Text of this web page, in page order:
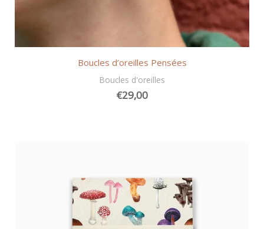
Boucles d’oreilles Pensées
Boucles d'oreilles
€29,00